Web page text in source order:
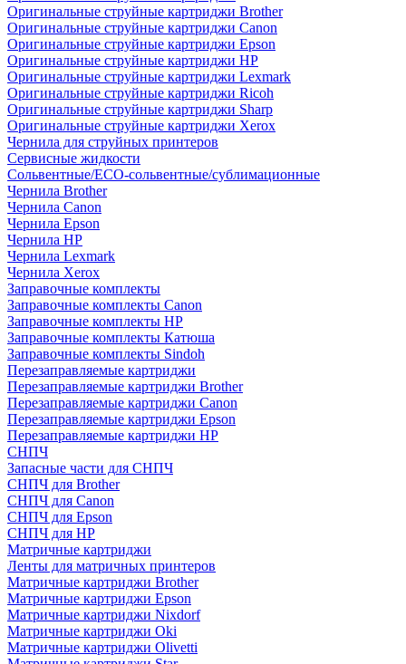
Оригинальные струйные картриджи Brother
Оригинальные струйные картриджи Canon
Оригинальные струйные картриджи Epson
Оригинальные струйные картриджи HP
Оригинальные струйные картриджи Lexmark
Оригинальные струйные картриджи Ricoh
Оригинальные струйные картриджи Sharp
Оригинальные струйные картриджи Xerox
Чернила для струйных принтеров
Сервисные жидкости
Сольвентные/ECO-сольвентные/сублимационные
Чернила Brother
Чернила Canon
Чернила Epson
Чернила HP
Чернила Lexmark
Чернила Xerox
Заправочные комплекты
Заправочные комплекты Canon
Заправочные комплекты HP
Заправочные комплекты Катюша
Заправочные комплекты Sindoh
Перезаправляемые картриджи
Перезаправляемые картриджи Brother
Перезаправляемые картриджи Canon
Перезаправляемые картриджи Epson
Перезаправляемые картриджи HP
СНПЧ
Запасные части для СНПЧ
СНПЧ для Brother
СНПЧ для Canon
СНПЧ для Epson
СНПЧ для HP
Матричные картриджи
Ленты для матричных принтеров
Матричные картриджи Brother
Матричные картриджи Epson
Матричные картриджи Nixdorf
Матричные картриджи Oki
Матричные картриджи Olivetti